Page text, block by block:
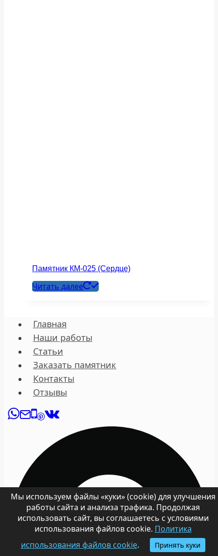
Памятник КМ-025 (Сердце)
Читать далее
Главная
Наши работы
Статьи
Заказать памятник
Контакты
Отзывы
Мы используем файлы «куки» (cookie) для улучшения
работы сайта и анализа трафика. Продолжая
использовать сайт, вы соглашаетесь с условиями
использования файлов cookie. Политика
использования файлов cookie. Принять куки